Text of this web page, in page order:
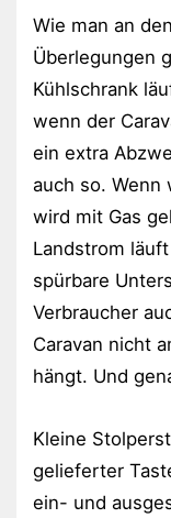
Wie man an
Überlegungen
Kühlschrank
wenn der
ein extra
auch so. Wenn
wird mit Gas
Landstrom
spürbare
Verbraucher
Caravan nicht
hängt. Und
Kleine
gelieferter
ein- und